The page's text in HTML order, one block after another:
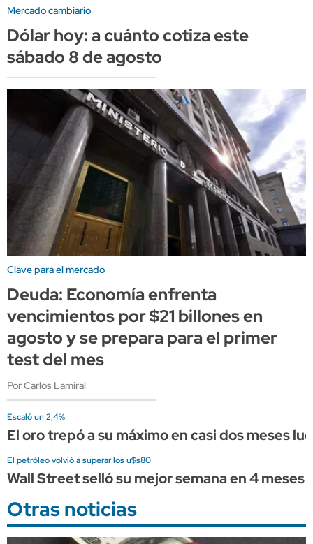
Mercado cambiario
Dólar hoy: a cuánto cotiza este
sábado 8 de agosto
Clave para el mercado
Deuda: Economía enfrenta
vencimientos por $21 billones en
agosto y se prepara para el primer
test del mes
Por Carlos Lamiral
Escaló un 2,4%
El oro trepó a su máximo en casi dos meses
El petróleo volvió a superar los u$s80
Wall Street selló su mejor semana en 4
Otras noticias